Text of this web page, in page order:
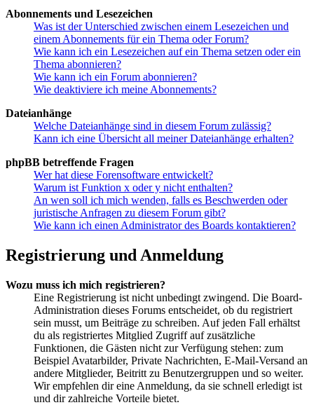
Abonnements und Lesezeichen
Was ist der Unterschied zwischen einem Lesezeichen und
einem Abonnements für ein Thema oder Forum?
Wie kann ich ein Lesezeichen auf ein Thema setzen oder ein
Thema abonnieren?
Wie kann ich ein Forum abonnieren?
Wie deaktiviere ich meine Abonnements?
Dateianhänge
Welche Dateianhänge sind in diesem Forum zulässig?
Kann ich eine Übersicht all meiner Dateianhänge erhalten?
phpBB betreffende Fragen
Wer hat diese Forensoftware entwickelt?
Warum ist Funktion x oder y nicht enthalten?
An wen soll ich mich wenden, falls es Beschwerden oder
juristische Anfragen zu diesem Forum gibt?
Wie kann ich einen Administrator des Boards kontaktieren?
Registrierung und Anmeldung
Wozu muss ich mich registrieren?
Eine Registrierung ist nicht unbedingt zwingend. Die Board-
Administration dieses Forums entscheidet, ob du registriert
sein musst, um Beiträge zu schreiben. Auf jeden Fall erhältst
du als registriertes Mitglied Zugriff auf zusätzliche
Funktionen, die Gästen nicht zur Verfügung stehen: zum
Beispiel Avatarbilder, Private Nachrichten, E-Mail-Versand an
andere Mitglieder, Beitritt zu Benutzergruppen und so weiter.
Wir empfehlen dir eine Anmeldung, da sie schnell erledigt ist
und dir zahlreiche Vorteile bietet.